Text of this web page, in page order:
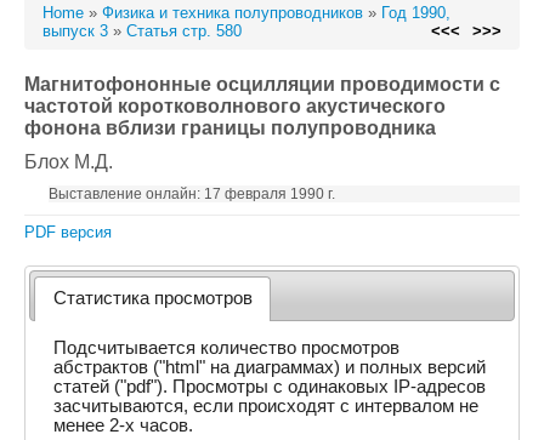
Home » Физика и техника полупроводников » Год 1990,
выпуск 3 » Статья стр. 580 <<< >>>
Магнитофононные осцилляции проводимости с
частотой коротковолнового акустического
фонона вблизи границы полупроводника
Блох М.Д.
Выставление онлайн: 17 февраля 1990 г.
PDF версия
Статистика просмотров
Подсчитывается количество просмотров
абстрактов ("html" на диаграммах) и полных версий
статей ("pdf"). Просмотры с одинаковых IP-адресов
засчитываются, если происходят с интервалом не
менее 2-х часов.